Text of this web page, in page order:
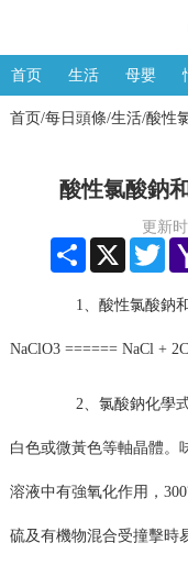
首页 生活 母嬰
首页/每日頭條/生活/酸性
酸性氯酸鈉
更新
Share X
1、酸性氯酸鈉和
NaClO3 ====== NaCl +
2、氯酸鈉化學式
白色或微黃色等軸晶體。
溶液中有強氧化作用，
硫及有機物混合受撞擊時